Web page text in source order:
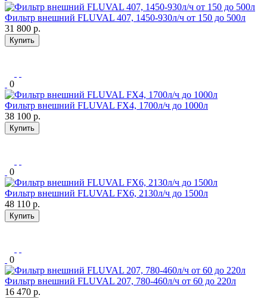
Фильтр внешний FLUVAL 407, 1450-930л/ч от 150 до 500л
31 800 р.
Купить
0
Фильтр внешний FLUVAL FX4, 1700л/ч до 1000л
38 100 р.
Купить
0
Фильтр внешний FLUVAL FX6, 2130л/ч до 1500л
48 110 р.
Купить
0
Фильтр внешний FLUVAL 207, 780-460л/ч от 60 до 220л
16 470 р.